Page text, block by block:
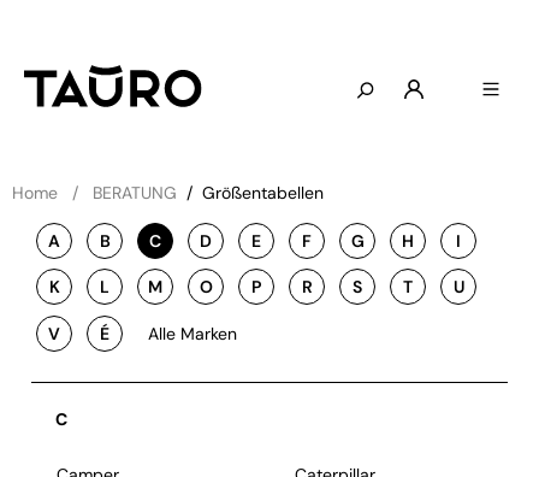
Home BERATUNG / Größentabellen
A B C D E F G H I
K L M O P R S T U
V É Alle Marken
C